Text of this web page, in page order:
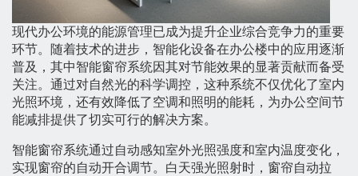
现代办公环境的能源管理已成为提升企业综合竞争力的重要
环节。随着技术的进步，智能化设备在办公楼中的应用逐渐
普及，其中智能窗帘系统因其对节能效果的显著贡献而备受
关注。通过对自然光的科学调控，这种系统不仅优化了室内
光照环境，还有效降低了空调和照明的能耗，为办公空间节
能减排提供了切实可行的解决方案。
智能窗帘系统通过自动感知室外光照强度和室内温度变化，
实现窗帘的自动开合调节。白天强光照射时，窗帘自动拉